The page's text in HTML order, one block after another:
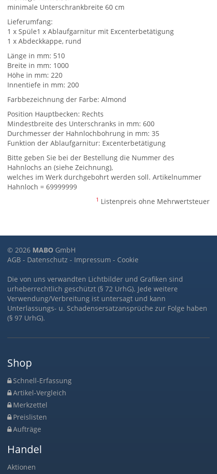
minimale Unterschrankbreite 60 cm
Lieferumfang:
1 x Spüle1 x Ablaufgarnitur mit Excenterbetätigung
1 x Abdeckkappe, rund
Länge in mm: 510
Breite in mm: 1000
Höhe in mm: 220
Innentiefe in mm: 200
Farbbezeichnung der Farbe: Almond
Position Hauptbecken: Rechts
Mindestbreite des Unterschranks in mm: 600
Durchmesser der Hahnlochbohrung in mm: 35
Funktion der Ablaufgarnitur: Excenterbetätigung
Bitte geben Sie bei der Bestellung die Nummer des
Hahnlochs an (siehe Zeichnung),
welches im Werk durchgebohrt werden soll. Artikelnummer
Hahnloch = 69999999
1 Listenpreis ohne Mehrwertsteuer
© 2026 MABO GmbH
AGB - Datenschutz - Impressum - Cookie
Die von uns verwandten Lichtbilder und Grafiken sind
urheberrechtlich geschützt (§ 72 UrhG). Jede weitere
Verwendung/Verbreitung ist untersagt und kann
Unterlassungs- u. Schadensersatzansprüche zur Folge haben
(§ 97 UrhG).
Shop
Schnell-Erfassung
Artikel-Vergleich
Merkzettel
Preislisten
Aufträge
Handel
Aktionen